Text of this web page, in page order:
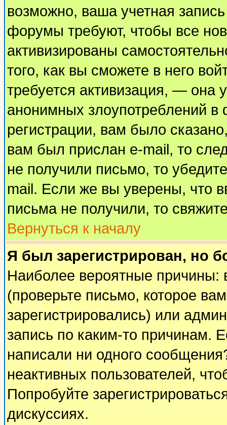
возможно, ваша учетная
форумы требуют, чтобы все
активизированы
того, как вы сможете в него
требуется активизация, — она
анонимных злоупотреблений
регистрации, вам было
вам был прислан e-mail, то
не получили письмо, то
mail. Если же вы уверены, что
письма не получили, то
Вернуться к началу
Я был зарегистрирован, но
Наиболее вероятные причины:
(проверьте письмо, которое
зарегистрировались) или
запись по каким-то причинам.
написали ни одного
неактивных пользователей,
Попробуйте
дискуссиях.